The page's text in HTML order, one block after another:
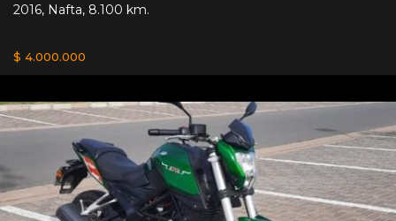
2016, Nafta, 8.100 km.
$ 4.000.000